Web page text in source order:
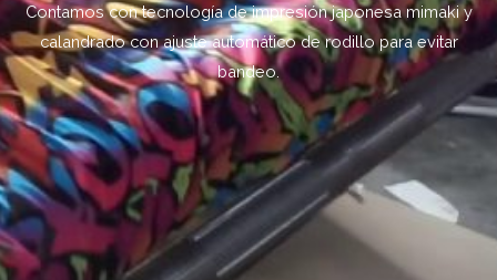
Contamos con tecnología de impresión japonesa mimaki y
calandrado con ajuste automático de rodillo para evitar
bandeo.